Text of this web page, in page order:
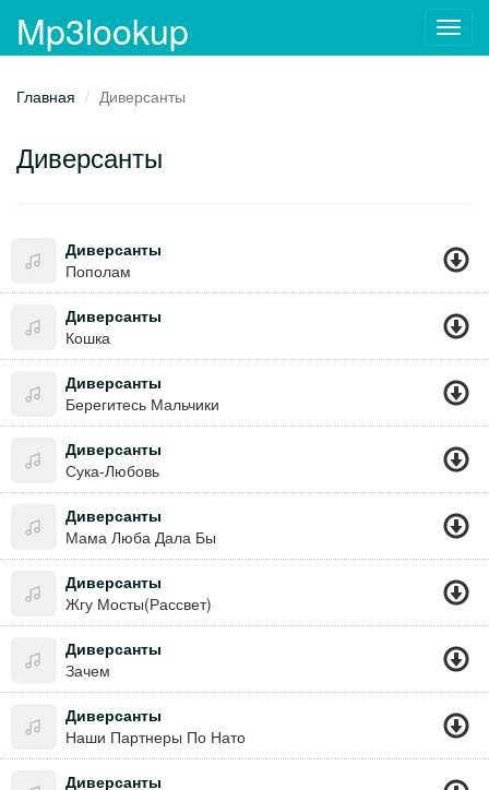
Mp3lookup
Главная Диверсанты
Диверсанты
Диверсанты
Пополам
Диверсанты
Кошка
Диверсанты
Берегитесь Мальчики
Диверсанты
Сука-Любовь
Диверсанты
Мама Люба Дала Бы
Диверсанты
Жгу Мосты(Рассвет)
Диверсанты
Зачем
Диверсанты
Наши Партнеры По Нато
Диверсанты